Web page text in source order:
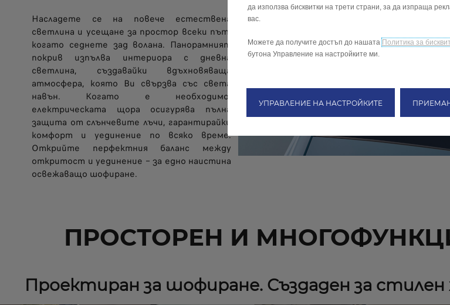
Насладете се на повече естествена
светлина и усещане за простор всеки път,
когато седнете зад волана. Панорамният
покрив изпълва интериора с дневна
светлина, създавайки вдъхновяваща
атмосфера, която Ви свързва със света
навън. Когато е необходимо,
електрическата щора осигурява пълна
защита от слънчевите лъчи, гарантирайки
комфорт и уединение по всяко време.
Открийте перфектния баланс между
откритост и уединение – за едно наистина
освежаващо шофиране.
ПРОСТОРЕН И
Проектиран за шофиране. Създаден за
да използва бисквитки на трети страни, за да изпраща
вас.
Можете да получите достъп до нашатаПолитика за
бутона Управление на настройките ми.
УПРАВЛЕНИЕ НА НАСТРОЙКИТЕ